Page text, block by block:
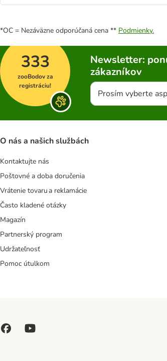
*OC = Nezáväzne odporúčaná cena ** Podmienky.
333
zooBodov za
registráciu!
Newsletter:
zákazníkov
Prosím vyberte
O nás a našich službách
Kontaktujte nás
Poštovné a doba doručenia
Vrátenie tovaru a reklamácie
Často kladené otázky
Magazín
Partnerský program
Udržateľnosť
Pomoc útulkom